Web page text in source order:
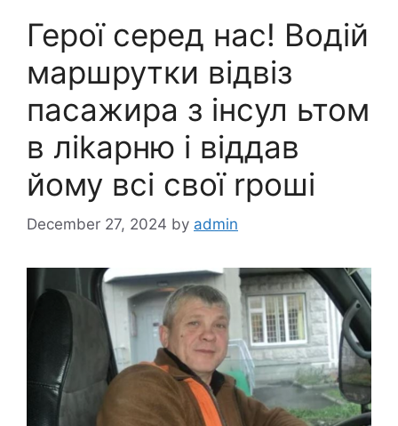
Герої серед нас! Водій
маршрутки відвіз
пасажира з інсул ьтом
в ліkарню і віддав
йому всі свої rроші
December 27, 2024 by admin